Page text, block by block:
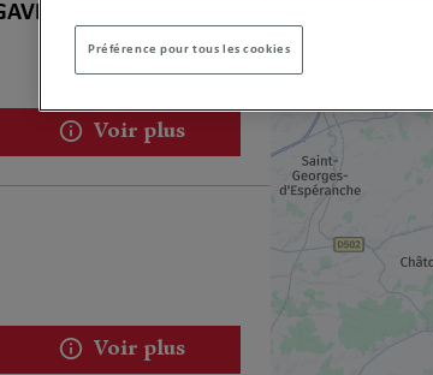
Julien
Voir plus
Voir plus
Préférence pour tous les cookies